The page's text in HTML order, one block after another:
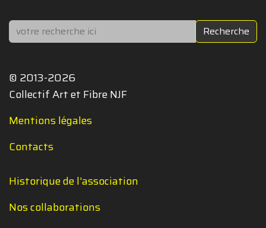
Rechercher Recherche
© 2013-2026
Collectif Art et Fibre NJF
Mentions légales
Contacts
Historique de l'association
Nos collaborations